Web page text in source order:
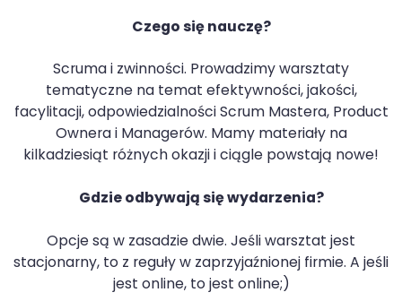
Czego się nauczę?
Scruma i zwinności. Prowadzimy warsztaty
tematyczne na temat efektywności, jakości,
facylitacji, odpowiedzialności Scrum Mastera, Product
Ownera i Managerów. Mamy materiały na
kilkadziesiąt różnych okazji i ciągle powstają nowe!
Gdzie odbywają się wydarzenia?
Opcje są w zasadzie dwie. Jeśli warsztat jest
stacjonarny, to z reguły w zaprzyjaźnionej firmie. A jeśli
jest online, to jest online;)